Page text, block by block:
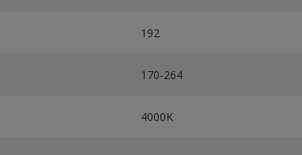
192
170-264
4000K